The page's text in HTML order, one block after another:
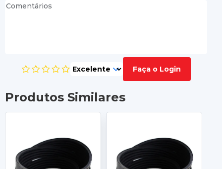
Faça o Login
Produtos Similares